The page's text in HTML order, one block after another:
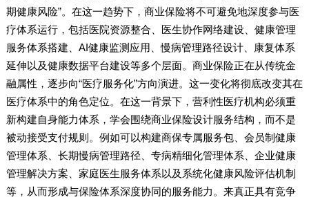
期健康风险”。在这一趋势下，商业保险将不可避免地深度参与医
疗体系运行，包括医院资源整合、医生协作网络建设、健康管理
服务体系搭建、AI健康监测应用、慢病管理路径设计、康复体系
延伸以及健康数据平台建设等多个层面。商业保险正在从传统金
融属性，逐步向“医疗服务化”方向演进。这一变化将彻底改变其在
医疗体系中的角色定位。在这一背景下，营利性医疗机构必须重
新构建自身能力体系，学会围绕商业保险设计服务结构，而不是
被动接受支付规则。例如可以构建商保专属服务包、会员制健康
管理体系、长期慢病管理路径、专病精细化管理体系、企业健康
管理解决方案、家庭医生服务体系以及系统化健康风险评估机制
等，从而形成与保险体系深度协同的服务能力。来真正具有竞争